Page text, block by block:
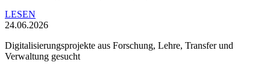
LESEN
24.06.2026
Digitalisierungsprojekte aus Forschung, Lehre, Transfer und
Verwaltung gesucht